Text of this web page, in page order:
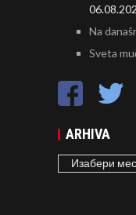
Na
Sveta
ARHIVA
ARHIVA